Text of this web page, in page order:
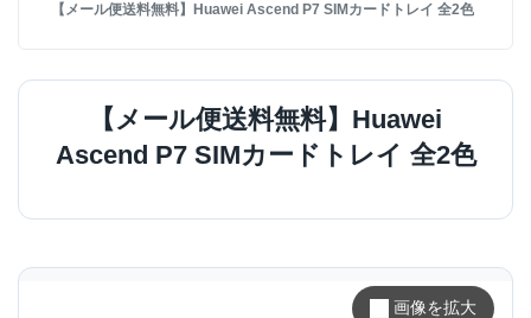
【メール便送料無料】Huawei Ascend P7 SIMカードトレイ 全2色
【メール便送料無料】Huawei
Ascend P7 SIMカードトレイ 全2色
画像を拡大